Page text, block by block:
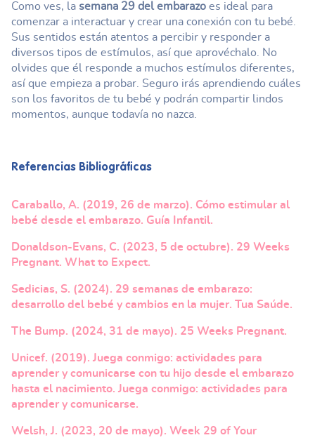
Como ves, la semana 29 del embarazo es ideal para
comenzar a interactuar y crear una conexión con tu bebé.
Sus sentidos están atentos a percibir y responder a
diversos tipos de estímulos, así que aprovéchalo. No
olvides que él responde a muchos estímulos diferentes,
así que empieza a probar. Seguro irás aprendiendo cuáles
son los favoritos de tu bebé y podrán compartir lindos
momentos, aunque todavía no nazca.
Referencias Bibliográficas
Caraballo, A. (2019, 26 de marzo). Cómo estimular al
bebé desde el embarazo. Guía Infantil.
Donaldson-Evans, C. (2023, 5 de octubre). 29 Weeks
Pregnant. What to Expect.
Sedicias, S. (2024). 29 semanas de embarazo:
desarrollo del bebé y cambios en la mujer. Tua Saúde.
The Bump. (2024, 31 de mayo). 25 Weeks Pregnant.
Unicef. (2019). Juega conmigo: actividades para
aprender y comunicarse con tu hijo desde el embarazo
hasta el nacimiento. Juega conmigo: actividades para
aprender y comunicarse.
Welsh, J. (2023, 20 de mayo). Week 29 of Your